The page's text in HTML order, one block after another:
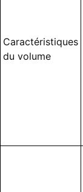
Caractéristiques
du volume